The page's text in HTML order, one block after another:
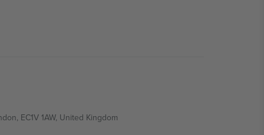
EC1V 1AW, United Kingdom